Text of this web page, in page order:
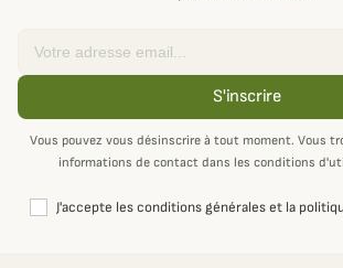
S'inscrire
Vous pouvez vous désinscrire à tout moment. Vous
informations de contact dans les conditions
J'accepte les conditions générales et la